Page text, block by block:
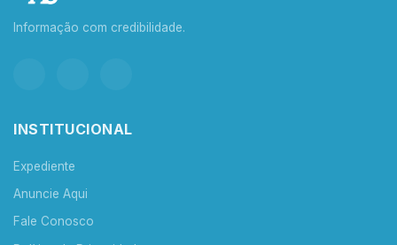
Informação com credibilidade.
INSTITUCIONAL
Expediente
Anuncie Aqui
Fale Conosco